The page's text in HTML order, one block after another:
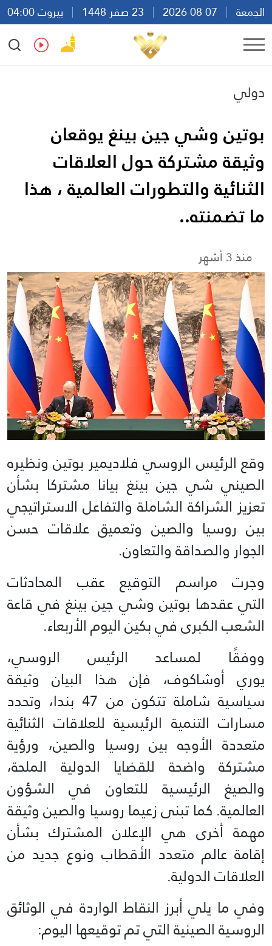
الجمعة
بيروت 04:00
Ar
En Fr Es
دولي
بوتين وشي جين بينغ يوقعان
وثيقة مشتركة حول العلاقات
الثنائية والتطورات العالمية ، هذا
ما تضمنته..
منذ 3 أشهر
وقع الرئيس الروسي فلاديمير بوتين ونظيره
الصيني شي جين بينغ بيانا مشتركا بشأن
تعزيز الشراكة الشاملة والتفاعل الاستراتيجي
بين روسيا والصين وتعميق علاقات حسن
الجوار والصداقة والتعاون.
وجرت مراسم التوقيع عقب المحادثات
التي عقدها بوتين وشي جين بينغ في قاعة
الشعب الكبرى في بكين اليوم الأربعاء.
ووفقًا لمساعد الرئيس الروسي،
يوري أوشاكوف، فإن هذا البيان وثيقة
سياسية شاملة تتكون من 47 بندا، وتحدد
مسارات التنمية الرئيسية للعلاقات الثنائية
متعددة الأوجه بين روسيا والصين، ورؤية
مشتركة واضحة للقضايا الدولية الملحة،
والصيغ الرئيسية للتعاون في الشؤون
العالمية. كما تبنى زعيما روسيا والصين وثيقة
مهمة أخرى هي الإعلان المشترك بشأن
إقامة عالم متعدد الأقطاب ونوع جديد من
العلاقات الدولية.
وفي ما يلي أبرز النقاط الواردة في الوثائق
الروسية الصينية التي تم توقيعها اليوم: